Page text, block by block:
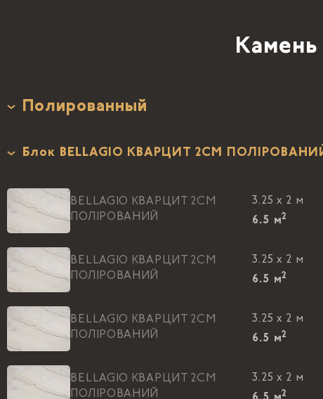
Камень
Полированный
Блок BELLAGIO КВАРЦИТ 2CM
BELLAGIO КВАРЦИТ 2CM
ПОЛIРОВАНИЙ
3.25 x 2 м
6.5 м2
BELLAGIO КВАРЦИТ 2CM
ПОЛIРОВАНИЙ
3.25 x 2 м
6.5 м2
BELLAGIO КВАРЦИТ 2CM
ПОЛIРОВАНИЙ
3.25 x 2 м
6.5 м2
BELLAGIO КВАРЦИТ 2CM
ПОЛIРОВАНИЙ
3.25 x 2 м
2